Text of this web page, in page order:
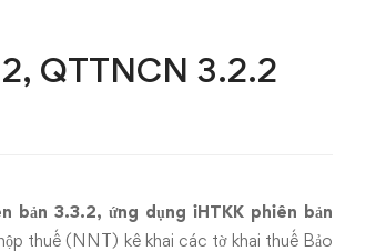
QTTNCN 3.2.2
bản 3.3.2, ứng dụng iHTKK phiên bản
thuế (NNT) kê khai các tờ khai thuế Bảo